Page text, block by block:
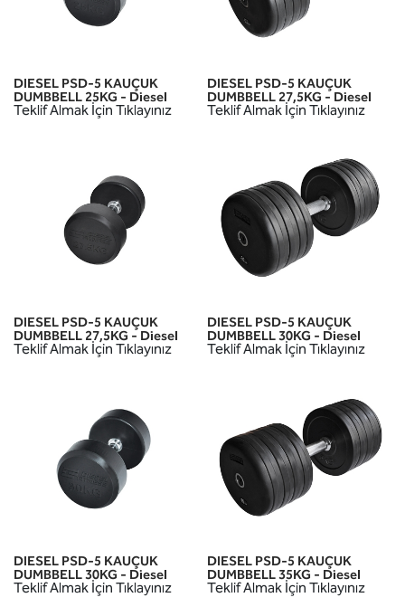
DIESEL PSD-5 KAUÇUK
DUMBBELL 25KG - Diesel
Teklif Almak İçin Tıklayınız
DIESEL PSD-5 KAUÇUK
DUMBBELL 27,5KG - Diesel
Teklif Almak İçin Tıklayınız
DIESEL PSD-5 KAUÇUK
DUMBBELL 27,5KG - Diesel
Teklif Almak İçin Tıklayınız
DIESEL PSD-5 KAUÇUK
DUMBBELL 30KG - Diesel
Teklif Almak İçin Tıklayınız
DIESEL PSD-5 KAUÇUK
DUMBBELL 30KG - Diesel
Teklif Almak İçin Tıklayınız
DIESEL PSD-5 KAUÇUK
DUMBBELL 35KG - Diesel
Teklif Almak İçin Tıklayınız